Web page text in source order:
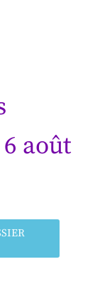
août